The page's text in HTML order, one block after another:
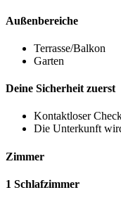
Außenbereiche
Terrasse/Balkon
Garten
Deine Sicherheit zuerst
Kontaktloser
Die Unterkunft
Zimmer
1 Schlafzimmer